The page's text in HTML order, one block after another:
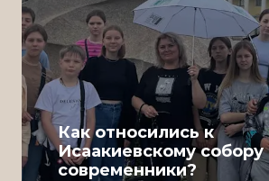
Как относились к
Исаакиевскому собору
современники?
Management
Darina Yurina